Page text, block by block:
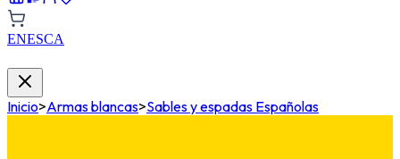
ENESCA
Inicio>Armas blancas>Sables y espadas Españolas